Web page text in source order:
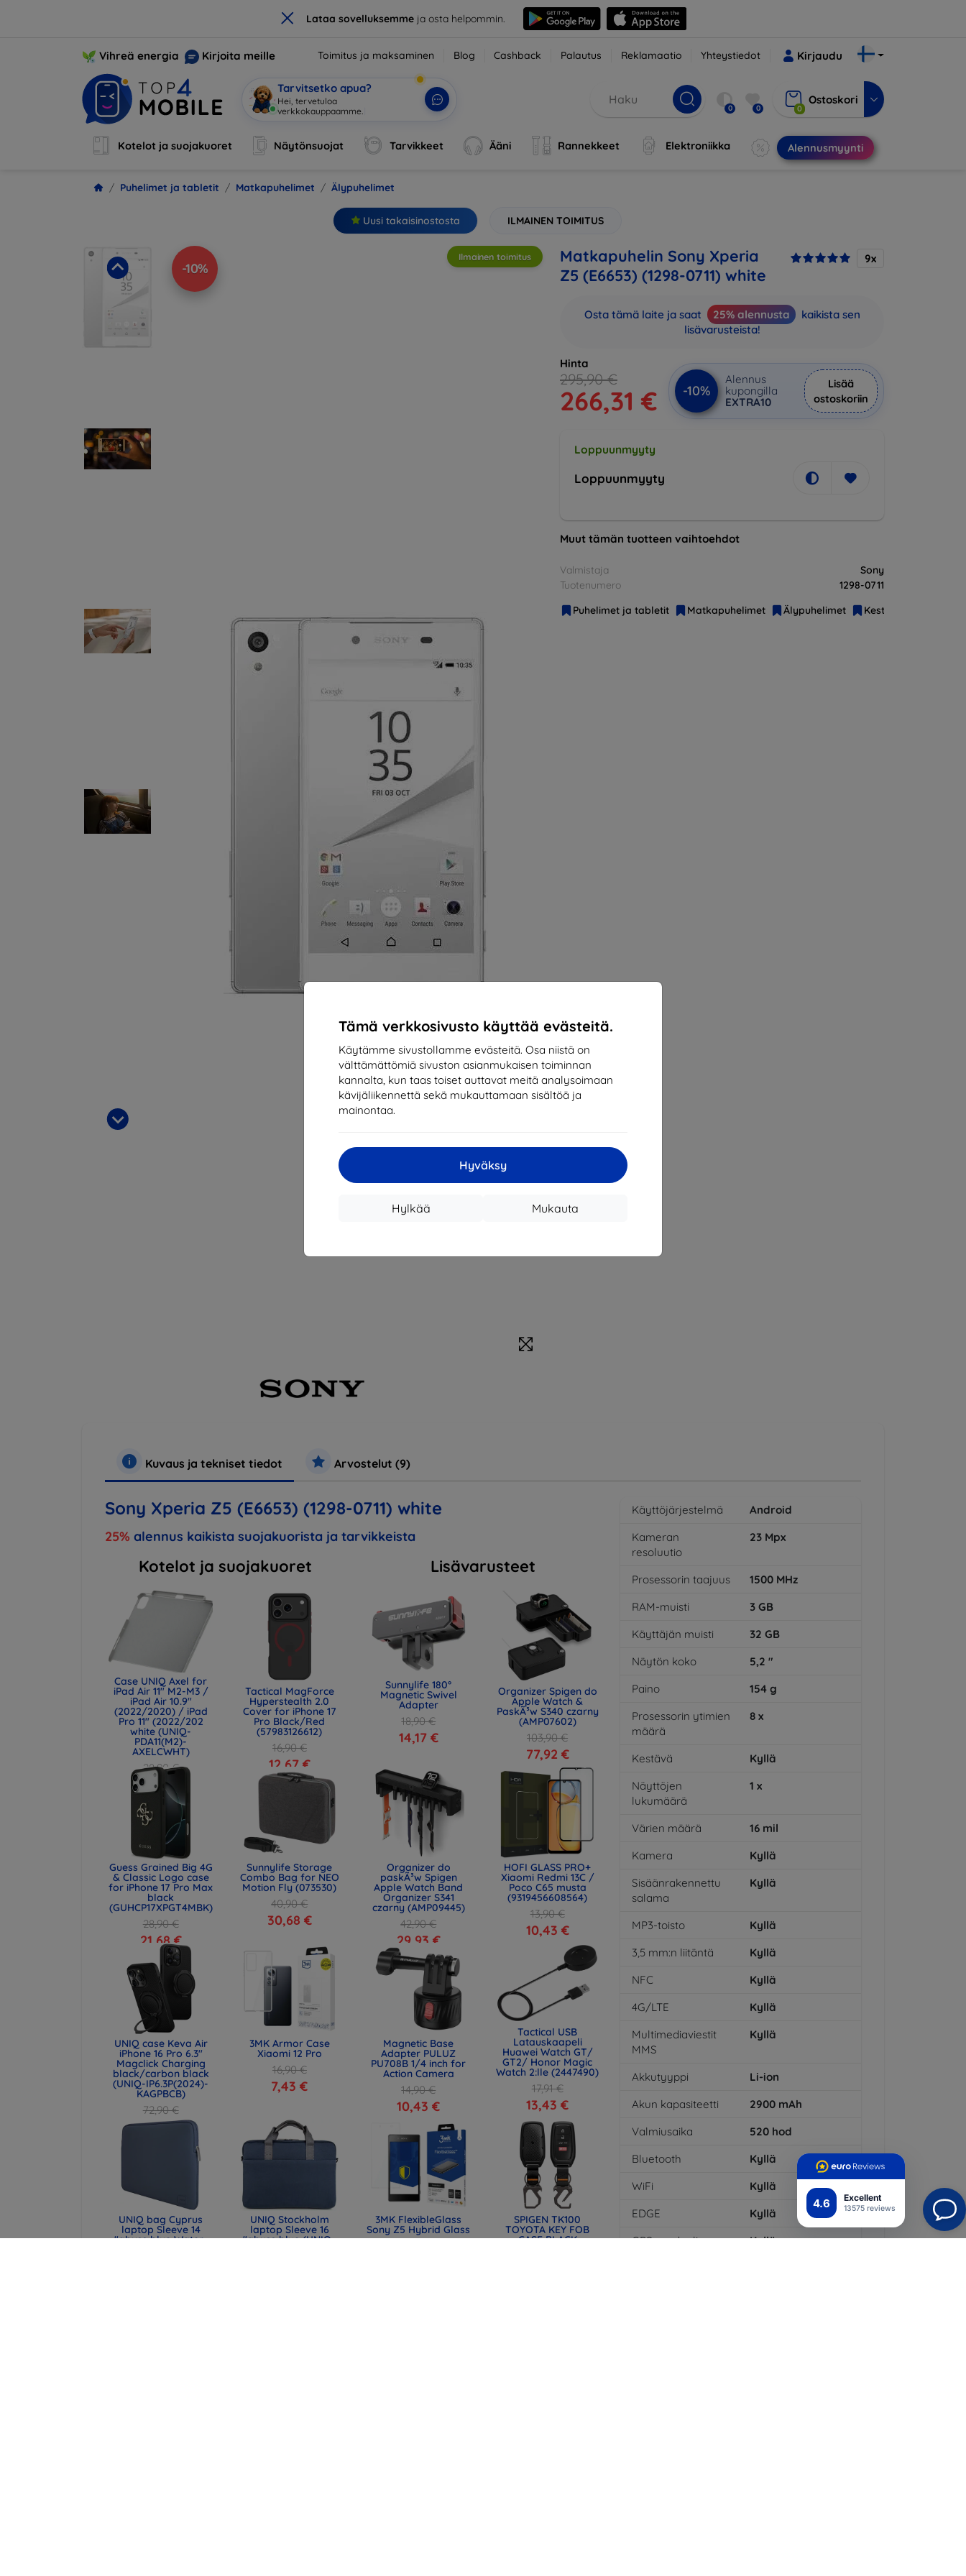
× Lataa sovelluksemmeja osta helpommin.
4.6 Excellent
13575 reviews
Tämä verkkosivusto käyttää evästeitä.
Käytämme sivustollamme evästeitä. Osa niistä on
välttämättömiä sivuston asianmukaisen toiminnan
kannalta, kun taas toiset auttavat meitä analysoimaan
kävijäliikennettä sekä mukauttamaan sisältöä ja
mainontaa.
Hyväksy
Mukauta
Hylkää
Vihreä energia Kirjoita meille Toimitus ja maksaminen Blog Cashback Palautus Reklamaatio Yhteystiedot Kirjaudu
Tarvitsetko apua?
Ole| 0 0 0
Ostoskori
Kotelot ja suojakuoret Näytönsuojat Tarvikkeet Ääni Rannekkeet Elektroniikka Alennusmyynti
Puhelimet ja tabletit Matkapuhelimet Älypuhelimet
Uusi takaisinostosta ILMAINEN TOIMITUS
-10%
Ilmainen toimitus
Matkapuhelin Sony Xperia
Z5 (E6653) (1298-0711) white
9x
Osta tämä laite ja saat 25% alennusta
kaikista sen
lisävarusteista!
Hinta
295,90 €
266,31 € -10%
Alennus
kupongilla
EXTRA10
Lisää
ostoskoriin
Loppuunmyyty
Loppuunmyyty
Muut tämän tuotteen vaihtoehdot
Valmistaja
Sony
Tuotenumero
1298-0711
Puhelimet ja tabletit
Matkapuhelimet Älypuhelimet Kestävät
Kuvaus ja tekniset tiedot Arvostelut (9)
Sony Xperia Z5 (E6653) (1298-0711) white
25% alennus kaikista suojakuorista ja tarvikkeista
Kotelot ja suojakuoret
Case UNIQ Axel for
iPad Air 11" M2-M3 /
iPad Air 10.9"
(2022/2020) / iPad
Pro 11" (2022/202
white (UNIQ-
PDA11(M2)-
AXELCWHT)
28,90 €
21,68 €
Tactical MagForce
Hyperstealth 2.0
Cover for iPhone 17
Pro Black/Red
(57983126612)
16,90 €
12,67 €
Guess Grained Big 4G
& Classic Logo case
for iPhone 17 Pro Max
black
(GUHCP17XPGT4MBK)
28,90 €
21,68 €
Sunnylife Storage
Combo Bag for NEO
Motion Fly (073530)
40,90 €
30,68 €
UNIQ case Keva Air
iPhone 16 Pro 6.3"
Magclick Charging
black/carbon black
(UNIQ-IP6.3P(2024)-
KAGPBCB)
72,90 €
54,67 €
3MK Armor Case
Xiaomi 12 Pro
16,90 €
7,43 €
UNIQ bag Cyprus
laptop Sleeve 14
"abyss blue Water-
UNIQ Stockholm
laptop Sleeve 16
"abyss blue (UNIQ-
Lisävarusteet
Sunnylife 180°
Magnetic Swivel
Adapter
18,90 €
14,17 €
Organizer Spigen do
Apple Watch &
PaskÃ³w S340 czarny
(AMP07602)
103,90 €
77,92 €
Organizer do
paskÃ³w Spigen
Apple Watch Band
Organizer S341
czarny (AMP09445)
42,90 €
29,93 €
HOFI GLASS PRO+
Xiaomi Redmi 13C /
Poco C65 musta
(9319456608564)
13,90 €
10,43 €
Magnetic Base
Adapter PULUZ
PU708B 1/4 inch for
Action Camera
14,90 €
10,43 €
Tactical USB
Latauskaapeli
Huawei Watch GT/
GT2/ Honor Magic
Watch 2:lle (2447490)
17,91 €
13,43 €
3MK FlexibleGlass
Sony Z5 Hybrid Glass
SPIGEN TK100
TOYOTA KEY FOB
CASE BLACK
Käyttöjärjestelmä
Android
Kameran
resoluutio
23 Mpx
Prosessorin taajuus 1500 MHz
RAM-muisti
3 GB
Käyttäjän muisti
32 GB
Näytön koko
5,2 "
Paino
154 g
Prosessorin ytimien
määrä
8 x
Kestävä
Kyllä
Näyttöjen
lukumäärä
1 x
Värien määrä 16 mil
Kamera
Kyllä
Sisäänrakennettu
salama
Kyllä
MP3-toisto
Kyllä
3,5 mm:n liitäntä
Kyllä
NFC
Kyllä
4G/LTE
Kyllä
Multimediaviestit
MMS
Kyllä
Akkutyyppi
Li-ion
Akun kapasiteetti
2900 mAh
Valmiusaika
520 hod
Bluetooth
Kyllä
WiFi
Kyllä
EDGE
Kyllä
GPS-moduuli
Kyllä